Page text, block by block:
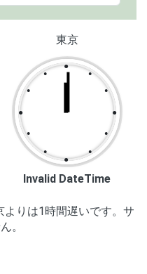
東京
●
●
●
●
●
●
●
●
●
●
●
●
Invalid DateTime
よりは1時間遅いです。サ
。